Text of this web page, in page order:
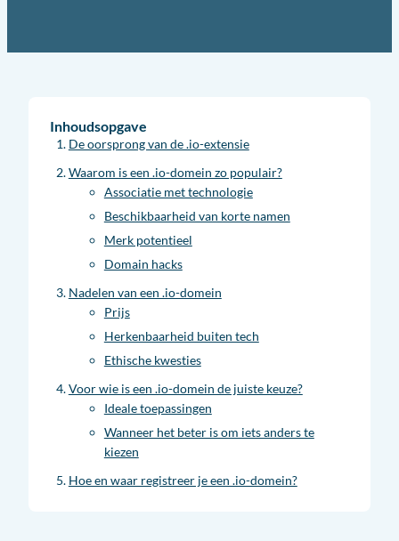
Inhoudsopgave
De oorsprong van de .io-extensie
Waarom is een .io-domein zo populair?
Associatie met technologie
Beschikbaarheid van korte namen
Merk potentieel
Domain hacks
Nadelen van een .io-domein
Prijs
Herkenbaarheid buiten tech
Ethische kwesties
Voor wie is een .io-domein de juiste keuze?
Ideale toepassingen
Wanneer het beter is om iets anders te
kiezen
Hoe en waar registreer je een .io-domein?